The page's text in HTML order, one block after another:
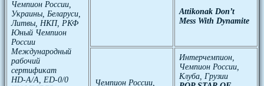
Чемпион России,
Украины, Беларуси,
Литвы, НКП, РКФ
Юный Чемпион
России
Международный
рабочий
сертификат
HD-A/A, ED-0/0
Attikonak Don’t
Mess With Dynamite
Чемпион России,
Интерчемпион,
Чемпион России,
Клуба, Грузии